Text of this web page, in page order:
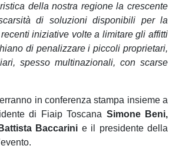
della nostra regione la crescente
di soluzioni disponibili per la
iniziative volte a limitare gli affitti
di penalizzare i piccoli proprietari,
spesso multinazionali, con scarse
in conferenza stampa insieme a
di Fiaip Toscana Simone Beni,
Baccarini e il presidente della